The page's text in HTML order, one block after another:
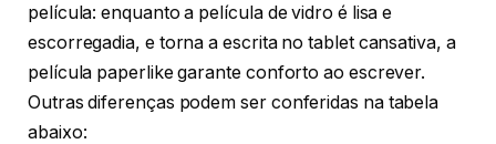
película: enquanto a película de vidro é lisa e
escorregadia, e torna a escrita no tablet cansativa, a
película paperlike garante conforto ao escrever.
Outras diferenças podem ser conferidas na tabela
abaixo: